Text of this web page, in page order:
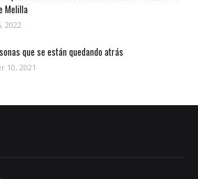
Melilla
2022
que se están quedando atrás
10, 2021